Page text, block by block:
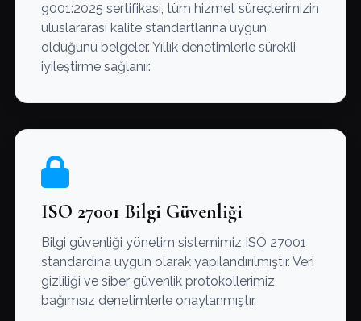
9001:2025 sertifikası, tüm hizmet süreçlerimizin
uluslararası kalite standartlarına uygun
olduğunu belgeler. Yıllık denetimlerle sürekli
iyileştirme sağlanır.
ISO 27001 Bilgi Güvenliği
Bilgi güvenliği yönetim sistemimiz ISO 27001
standardına uygun olarak yapılandırılmıştır. Veri
gizliliği ve siber güvenlik protokollerimiz
bağımsız denetimlerle onaylanmıştır.